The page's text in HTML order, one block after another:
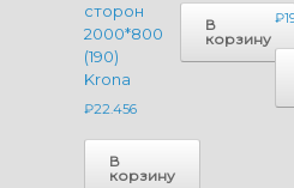
сторон
2000*800
(190)
Krona
₽22.456
В
корзину
В
корзину
₽